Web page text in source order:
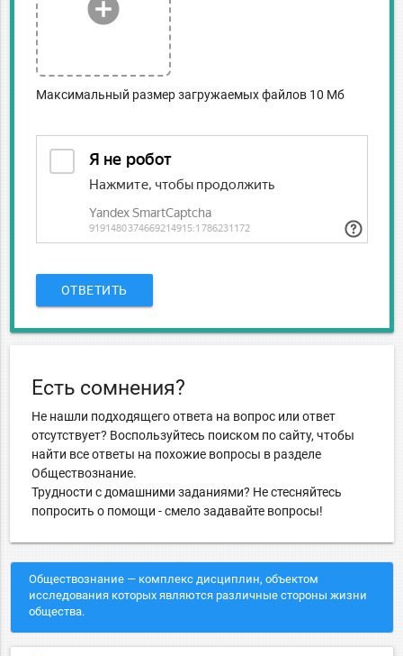
add_circle
Максимальный размер загружаемых файлов 10 Мб
ОТВЕТИТЬ
Есть сомнения?
Не нашли подходящего ответа на вопрос или ответ
отсутствует? Воспользуйтесь поиском по сайту, чтобы
найти все ответы на похожие вопросы в разделе
Обществознание.
Трудности с домашними заданиями? Не стесняйтесь
попросить о помощи - смело задавайте вопросы!
Обществознание — комплекс дисциплин, объектом
исследования которых являются различные стороны жизни
общества.